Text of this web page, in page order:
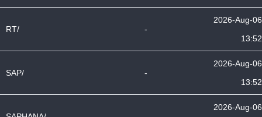
RT/ -
2026-Aug-06
13:52
SAP/ -
2026-Aug-06
13:52
2026-Aug-06